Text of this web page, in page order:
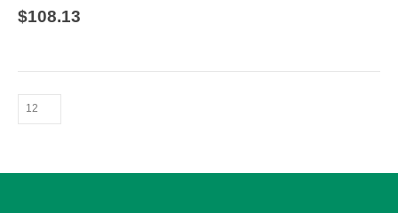
0
$108.13